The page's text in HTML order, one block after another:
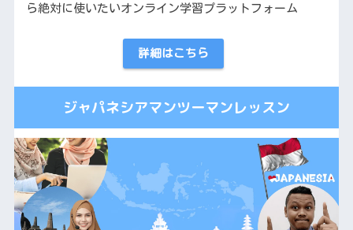
ら絶対に使いたいオンライン学習プラットフォーム
詳細はこちら
ジャパネシアマンツーマンレッスン